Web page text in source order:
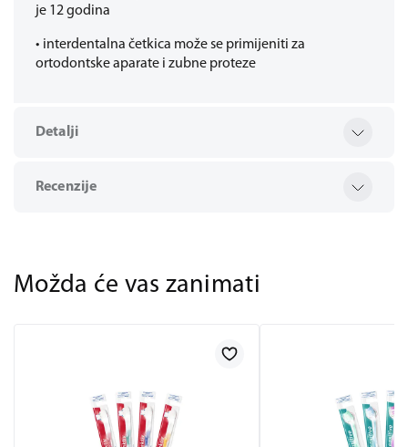
je 12 godina
• interdentalna četkica može se primijeniti za
ortodontske aparate i zubne proteze
Detalji
Recenzije
Možda će vas zanimati